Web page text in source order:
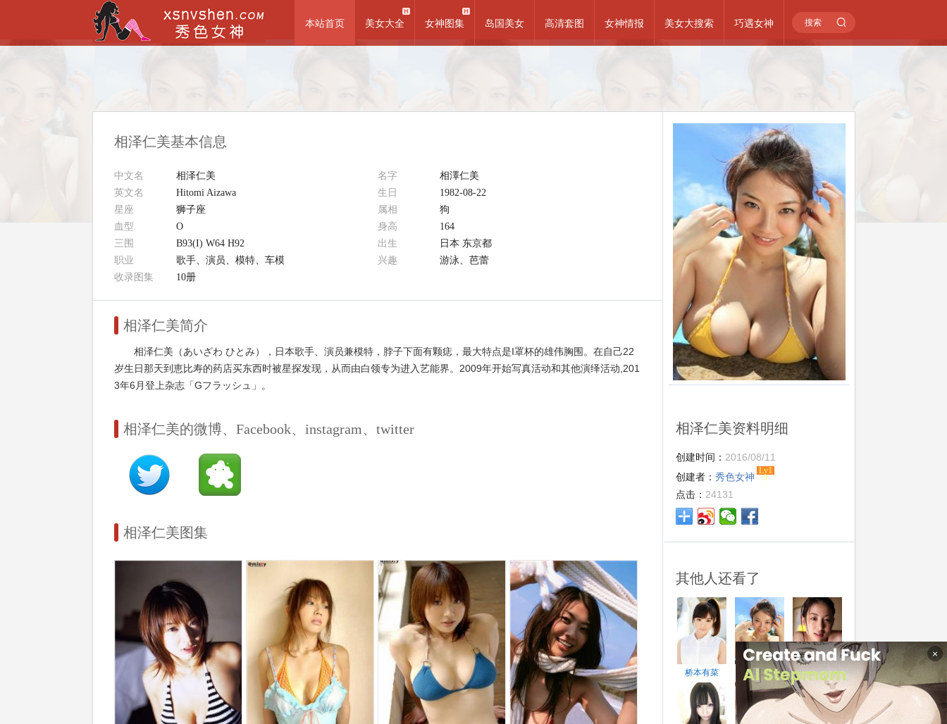
本站首页 美女大全 女神图集 岛国美女 高清套图 女神情报 美女大搜索 巧遇女神
相泽仁美基本信息
中文名 相泽仁美 名字
相澤仁美
英文名
Hitomi Aizawa 生日
1982-08-22
星座
狮子座 属相
狗
血型
O 身高
164
三围
B93(I) W64 H92 出生
日本 东京都
职业
歌手、演员、模特、车模 兴趣
游泳、芭蕾
收录图集
10册
相泽仁美简介
相泽仁美（あいざわ ひとみ），日本歌手、演员兼模特，脖子下面有颗痣，最大特点是I罩杯的雄伟胸围。在自己22
岁生日那天到恵比寿的药店买东西时被星探发现，从而由白领专为进入艺能界。2009年开始写真活动和其他演绎活动,201
3年6月登上杂志「Gフラッシュ」。
相泽仁美的微博、Facebook、instagram、twitter
相泽仁美图集
相泽仁美资料明细
创建时间： 2016/08/11
创建者： 秀色女神
Lv1
0
点击： 24131
其他人还看了
桥本有菜 相泽仁美 大久保麻梨子
×